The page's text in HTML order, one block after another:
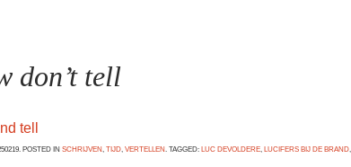
don’t tell
tell
POSTED IN SCHRIJVEN, TIJD, VERTELLEN. TAGGED: LUC DEVOLDERE, LUCIFERS BIJ DE BRAND,